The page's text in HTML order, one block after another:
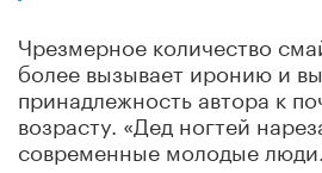
Чрезмерное количество
более вызывает иронию и
принадлежность автора к
возрасту. «Дед ногтей
современные молодые люди.